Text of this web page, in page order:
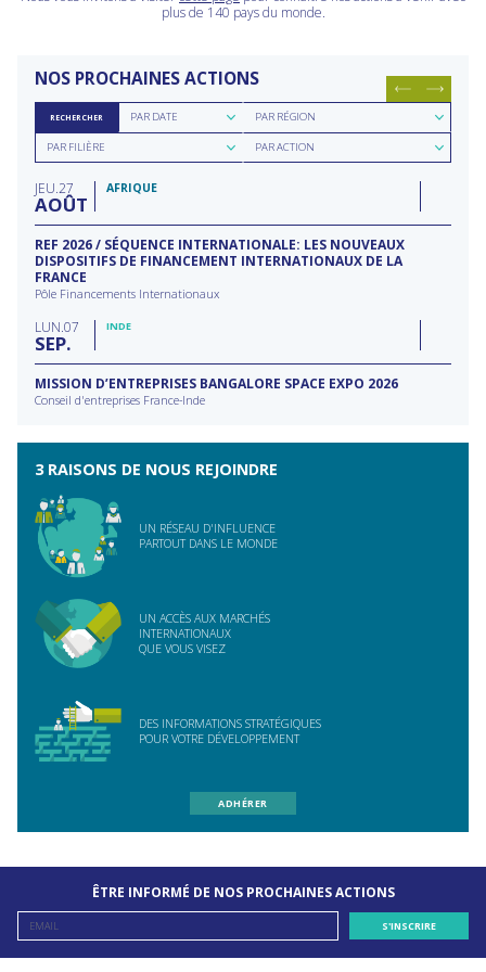
plus de 140 pays du monde.
NOS PROCHAINES ACTIONS
RECHERCHER
Rechercher
parPAR DATE
Rechercher
par
région
PAR RÉGION
Rechercher
parPAR FILIÈRE
Rechercher
parPAR ACTION
JEU 27
AOÛT
AFRIQUE
REF 2026 / SÉQUENCE INTERNATIONALE: LES NOUVEAUX
DISPOSITIFS DE FINANCEMENT INTERNATIONAUX DE LA
FRANCE
Pôle Financements Internationaux
LUN 07
SEP
INDE
MISSION D’ENTREPRISES BANGALORE SPACE EXPO 2026
Conseil d'entreprises France-Inde
3 RAISONS DE NOUS REJOINDRE
UN RÉSEAU D'INFLUENCE
PARTOUT DANS LE MONDE
UN ACCÈS AUX MARCHÉS
INTERNATIONAUX
QUE VOUS VISEZ
DES INFORMATIONS STRATÉGIQUES
POUR VOTRE DÉVELOPPEMENT
ADHÉRER
ÊTRE INFORMÉ DE NOS PROCHAINES ACTIONS